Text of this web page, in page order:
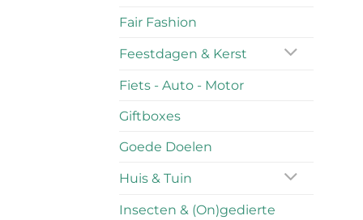
Fair Fashion
Feestdagen & Kerst
Fiets - Auto - Motor
Giftboxes
Goede Doelen
Huis & Tuin
Insecten & (On)gedierte